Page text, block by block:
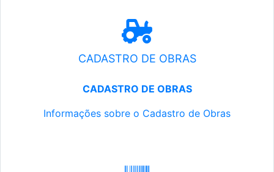
CADASTRO DE OBRAS
CADASTRO DE OBRAS
Informações sobre o Cadastro de Obras